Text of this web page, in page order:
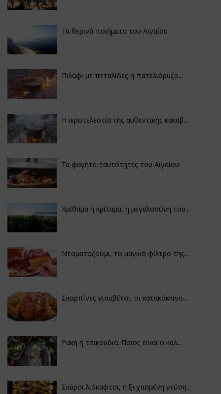
Τα θερινά ποιήματα του Αιγαίου
Πιλάφι με πεταλίδες ή πατελιόρυζο...
Η ιεροτελεστία της αυθεντικής κακαβ...
Τα φαγητά-ταυτότητες του Αιγαίου
Κρίθαμα ή κρίταμα, η μεγαλοσύνη του...
Ντοματοζούμι, το μαγικό φίλτρο της...
Σκορπίνες γιουβέτσι, οι κατακόκκινο...
Ρακή ή τσικουδιά: Ποιος είναι ο καλ...
Σκάροι λιόκαφτοι, η ξεχασμένη γεύση...